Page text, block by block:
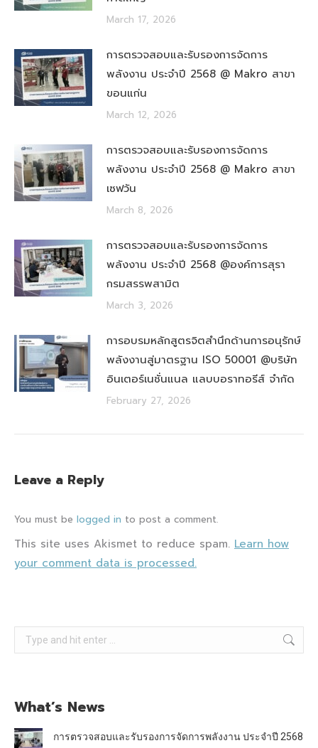
March 17, 2026
การตรวจสอบและรับรองการจัดการ
พลังงาน ประจำปี 2568 @ Makro สาขา
ขอนแก่น
March 12, 2026
การตรวจสอบและรับรองการจัดการ
พลังงาน ประจำปี 2568 @ Makro สาขา
เซฟวัน
March 8, 2026
การตรวจสอบและรับรองการจัดการ
พลังงาน ประจำปี 2568 @องค์การสุรา
กรมสรรพสามิต
March 3, 2026
การอบรมหลักสูตรจิตสำนึกด้านการอนุรักษ์
พลังงานสู่มาตรฐาน ISO 50001 @บริษัท
อินเตอร์เนชั่นแนล แลบบอราทอรีส์ จำกัด
February 27, 2026
Leave a Reply
You must be logged in to post a comment.
This site uses Akismet to reduce spam. Learn how
your comment data is processed.
Search:
What’s News
การตรวจสอบและรับรองการจัดการพลังงาน ประจำปี 2568